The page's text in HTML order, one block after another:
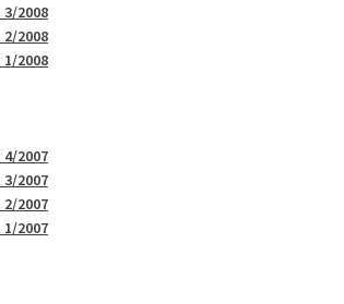
2008
2008
2008
2007
2007
2007
2007